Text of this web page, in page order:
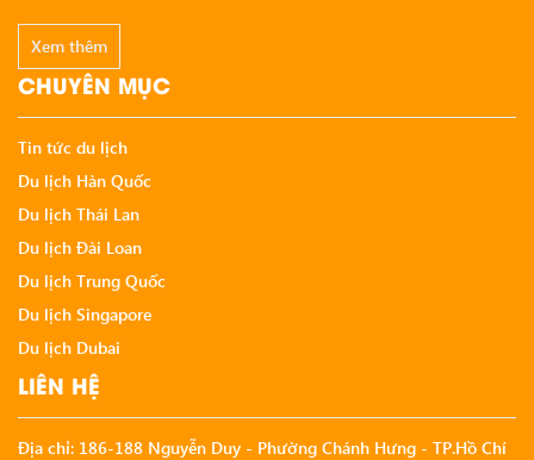
Xem thêm
CHUYÊN MỤC
Tin tức du lịch
Du lịch Hàn Quốc
Du lịch Thái Lan
Du lịch Đài Loan
Du lịch Trung Quốc
Du lịch Singapore
Du lịch Dubai
LIÊN HỆ
Địa chỉ: 186-188 Nguyễn Duy - Phường Chánh Hưng - TP.Hồ Chí